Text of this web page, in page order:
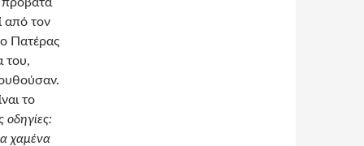
από τον
Πατέρας
του,
το
οδηγίες:
χαμένα